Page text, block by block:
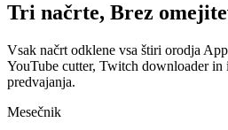
Tri načrte, Brez
Vsak načrt odklene vsa štiri orodja
YouTube cutter, Twitch downloader in
predvajanja.
Mesečnik